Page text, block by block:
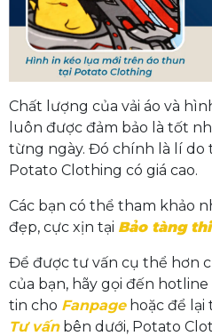
Chất lượng của vải áo và
luôn được đảm bảo là tốt
từng ngày. Đó chính là lí do
Potato Clothing có giá cao.
Các bạn có thể tham khảo
đẹp, cực xịn tại Bảo tàng
Để được tư vấn cụ thể hơn
của bạn, hãy gọi đến hotline
tin cho Fanpagehoặc để lại
Tư vấnbên dưới, Potato